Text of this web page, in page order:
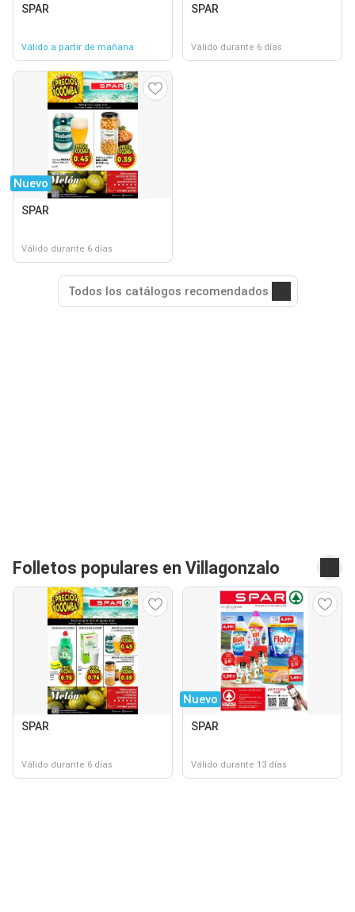
SPAR
Válido a partir de mañana
SPAR
Válido durante 6 días
Nuevo
SPAR
Válido durante 6 días
Todos los catálogos recomendados
Folletos populares en Villagonzalo
SPAR
Válido durante 6 días
Nuevo
SPAR
Válido durante 13 días